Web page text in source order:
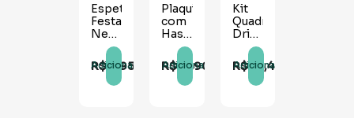
Espetinhos
Festa
Neon
- 10
unidades
R$9,95
Adicionar
Plaquinhas
com
Haste
Balada
Neon
- 10
unidades
R$12,90
Adicionar
Kit
Quadros
Drinks
Neon
- 03
unidades
R$26,40
Adicionar